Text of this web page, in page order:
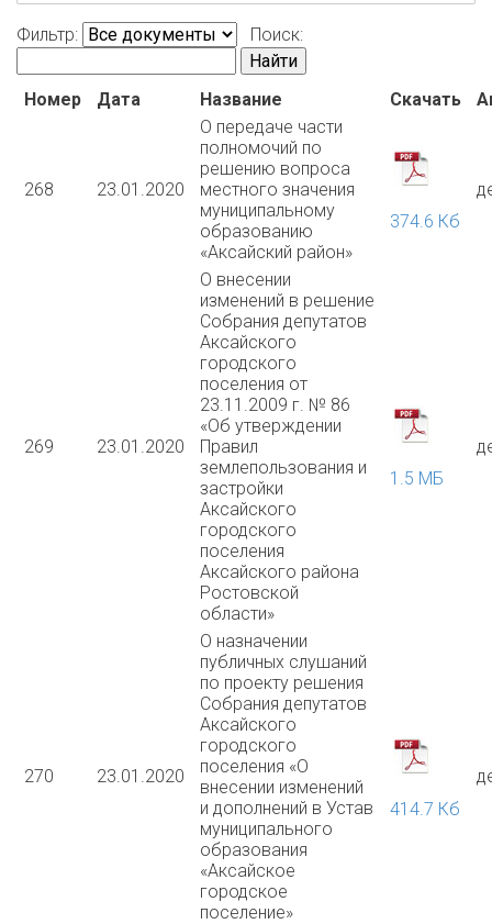
Фильтр:
Поиск:
Найти
Номер
Дата Название Скачать
268 23.01.2020
О передаче части
полномочий по
решению вопроса
местного значения
муниципальному
образованию
«Аксайский район»
374.6 Кб
269 23.01.2020
О внесении
изменений в решение
Собрания депутатов
Аксайского
городского
поселения от
23.11.2009 г. № 86
«Об утверждении
Правил
землепользования и
застройки
Аксайского
городского
поселения
Аксайского района
Ростовской
области»
1.5 MБ
270 23.01.2020
О назначении
публичных слушаний
по проекту решения
Собрания депутатов
Аксайского
городского
поселения «О
внесении изменений
и дополнений в Устав
муниципального
образования
«Аксайское
городское
поселение»
414.7 Кб